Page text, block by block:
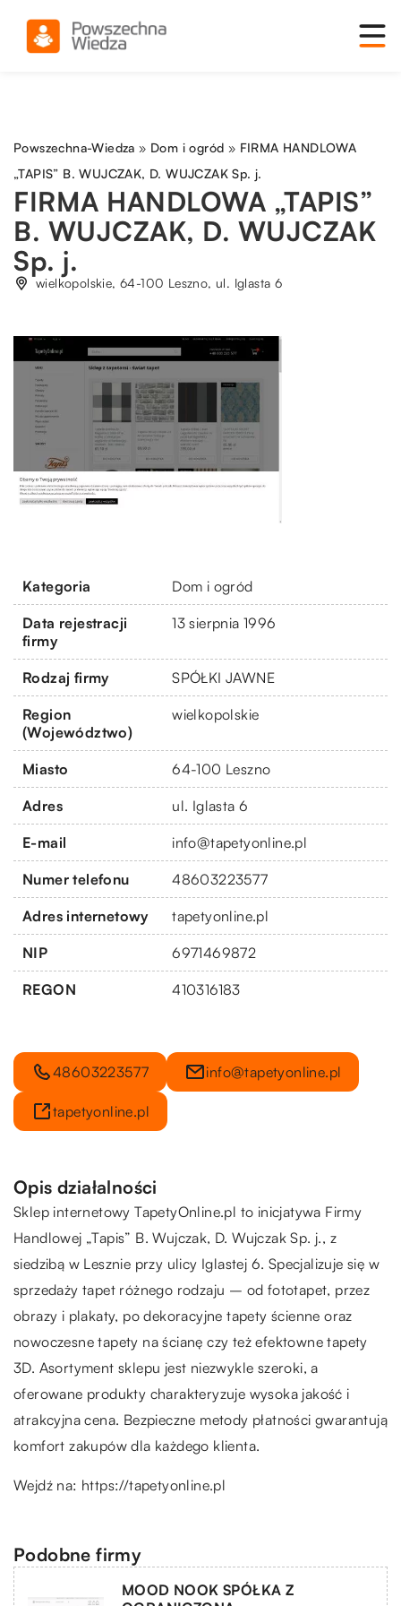
Powszechna-Wiedza » Dom i ogród » FIRMA HANDLOWA
„TAPIS” B. WUJCZAK, D. WUJCZAK Sp. j.
FIRMA HANDLOWA „TAPIS”
B. WUJCZAK, D. WUJCZAK
Sp. j.
wielkopolskie, 64-100 Leszno, ul. Iglasta 6
Kategoria Dom i ogród
Data rejestracji
firmy
13 sierpnia 1996
Rodzaj firmy SPÓŁKI JAWNE
Region
(Województwo)
wielkopolskie
Miasto 64-100 Leszno
Adres ul. Iglasta 6
E-mail info@tapetyonline.pl
Numer telefonu 48603223577
Adres internetowy tapetyonline.pl
NIP 6971469872
REGON 410316183
48603223577 info@tapetyonline.pl
tapetyonline.pl
Opis działalności
Sklep internetowy TapetyOnline.pl to inicjatywa Firmy
Handlowej „Tapis” B. Wujczak, D. Wujczak Sp. j., z
siedzibą w Lesznie przy ulicy Iglastej 6. Specjalizuje się w
sprzedaży tapet różnego rodzaju – od fototapet, przez
obrazy i plakaty, po dekoracyjne tapety ścienne oraz
nowoczesne tapety na ścianę czy też efektowne tapety
3D. Asortyment sklepu jest niezwykle szeroki, a
oferowane produkty charakteryzuje wysoka jakość i
atrakcyjna cena. Bezpieczne metody płatności gwarantują
komfort zakupów dla każdego klienta.
Wejdź na: https://tapetyonline.pl
Podobne firmy
MOOD NOOK SPÓŁKA Z